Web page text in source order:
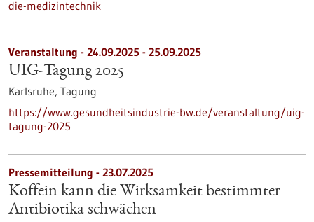
die-medizintechnik
Veranstaltung - 24.09.2025 - 25.09.2025
UIG-Tagung 2025
Karlsruhe, Tagung
https://www.gesundheitsindustrie-bw.de/veranstaltung/uig-
tagung-2025
Pressemitteilung - 23.07.2025
Koffein kann die Wirksamkeit bestimmter
Antibiotika schwächen